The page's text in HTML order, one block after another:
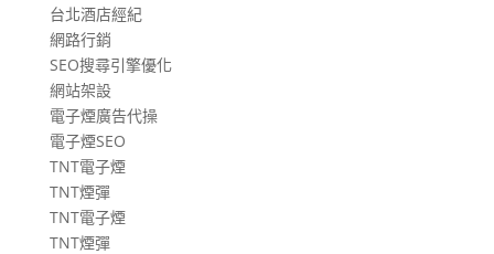
台北酒店經紀
網路行銷
SEO搜尋引擎優化
網站架設
電子煙廣告代操
電子煙SEO
TNT電子煙
TNT煙彈
TNT電子煙
TNT煙彈